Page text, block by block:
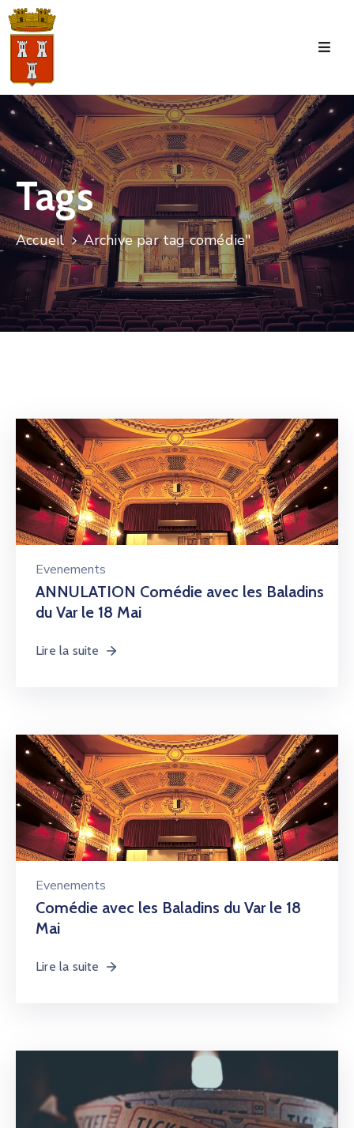
Accueil
La
Commune
Tourisme
Manifestations
Vie
Municipale
Services
Jeunesse
Tags
Accueil Archive par tag comédie"
Evenements
ANNULATION Comédie avec les Baladins
du Var le 18 Mai
Lire la suite
Evenements
Comédie avec les Baladins du Var le 18
Mai
Lire la suite